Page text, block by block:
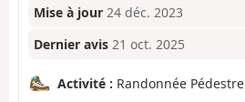
Mise à jour 24 déc. 2023
Dernier avis 21 oct. 2025
Activité : Randonnée Pédestre